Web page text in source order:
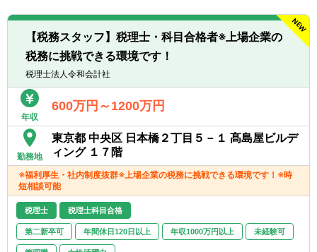
非公開求人とは？
【税務スタッフ】税理士・科目合格者※上場企業の
税務に挑戦できる環境です！
税理士法人令和会計社
年収
600万円～1200万円
勤務地
東京都 中央区 日本橋２丁目５－１ 髙島屋ビルデ
ィング １７階
※福利厚生・社内制度抜群※上場企業の税務に挑戦できる環境です！※時
短相談可能
税理士 税理士科目合格
第二新卒可 年間休日120日以上 年収1000万円以上 未経験可